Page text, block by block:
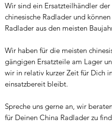
Wir sind ein Ersatzteilhändler
chinesische Radlader und
Radlader aus den meisten
Wir haben für die meisten
gängigen Ersatzteile am Lager
wir in relativ kurzer Zeit für Dich
einsatzbereit bleibt.
Spreche uns gerne an, wir
für Deinen China Radlader zu